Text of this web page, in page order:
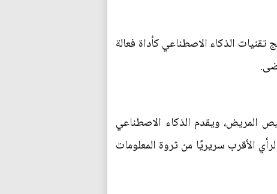
الذكاء الاصطناعي كأداة فعالة
المريض، ويقدم الذكاء الاصطناعي
الأقرب سريريًا من ثروة المعلومات